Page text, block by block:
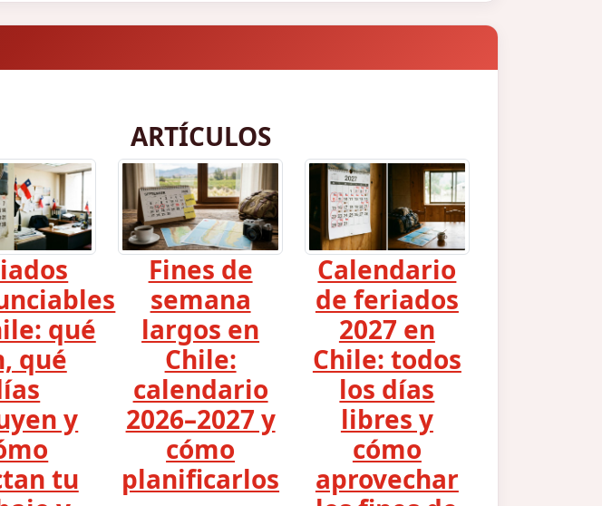
ARTÍCULOS
qué
qué
y
tu
Fines de
semana
largos en
Chile:
calendario
2026–2027 y
cómo
planificarlos
Calendario
de feriados
2027 en
Chile: todos
los días
libres y
cómo
aprovechar